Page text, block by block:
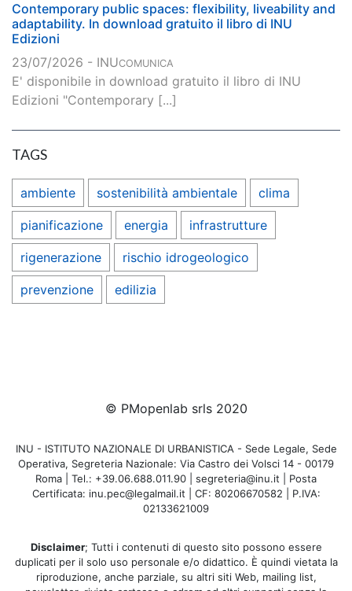
Contemporary public spaces: flexibility, liveability and
adaptability. In download gratuito il libro di INU
Edizioni
23/07/2026 - INUCOMUNICA
E' disponibile in download gratuito il libro di INU
Edizioni "Contemporary [...]
TAGS
ambiente sostenibilità ambientale clima
pianificazione energia infrastrutture
rigenerazione rischio idrogeologico
prevenzione edilizia
© PMopenlab srls 2020
INU - ISTITUTO NAZIONALE DI URBANISTICA - Sede Legale, Sede
Operativa, Segreteria Nazionale: Via Castro dei Volsci 14 - 00179
Roma | Tel.: +39.06.688.011.90 | segreteria@inu.it | Posta
Certificata: inu.pec@legalmail.it | CF: 80206670582 | P.IVA:
02133621009
Disclaimer; Tutti i contenuti di questo sito possono essere
duplicati per il solo uso personale e/o didattico. È quindi vietata la
riproduzione, anche parziale, su altri siti Web, mailing list,